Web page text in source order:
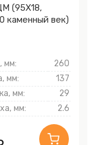
(95Х18,
каменный век)
мм:
260
мм:
137
мм:
29
мм:
2.6